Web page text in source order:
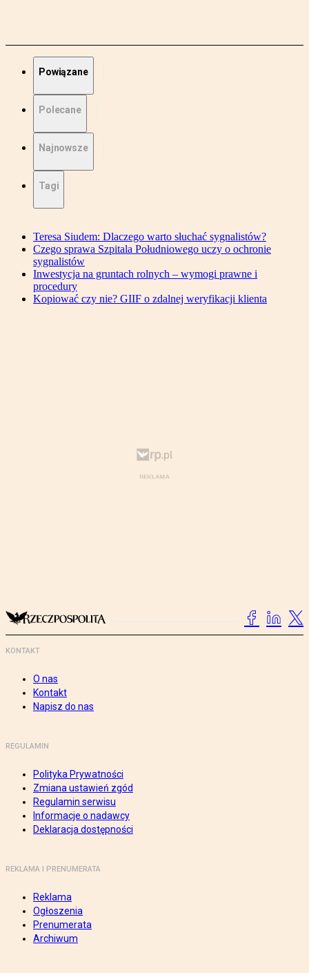
Powiązane
Polecane
Najnowsze
Tagi
Teresa Siudem: Dlaczego warto słuchać sygnalistów?
Czego sprawa Szpitala Południowego uczy o ochronie
sygnalistów
Inwestycja na gruntach rolnych – wymogi prawne i
procedury
Kopiować czy nie? GIIF o zdalnej weryfikacji klienta
KONTAKT
O nas
Kontakt
Napisz do nas
REGULAMIN
Polityka Prywatności
Zmiana ustawień zgód
Regulamin serwisu
Informacje o nadawcy
Deklaracja dostępności
REKLAMA I PRENUMERATA
Reklama
Ogłoszenia
Prenumerata
Archiwum